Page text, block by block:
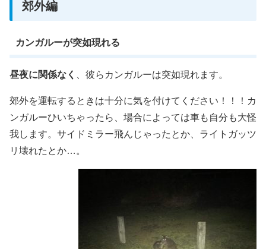
郊外編
カンガルーが突如現れる
昼夜に関係なく 、彼らカンガルーは突如現れます。
郊外を運転するときは十分に気を付けてください！！！カ
ンガルーひいちゃったら、場合によっては車も自分も大怪
我します。サイドミラー飛んじゃったとか、ライトガッツ
リ壊れたとか…。